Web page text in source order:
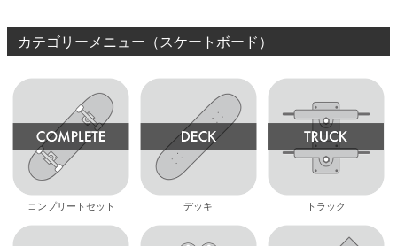
カテゴリーメニュー（スケートボード）
コンプリートセット デッキ トラック